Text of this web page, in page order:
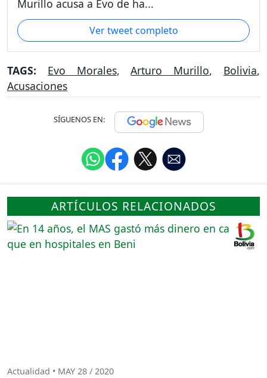
Murillo acusa a Evo de ha...
Ver tweet completo
TAGS: Evo Morales,Arturo Murillo, Bolivia,
Acusaciones
SÍGUENOS EN:
ARTÍCULOS RELACIONADOS
Actualidad • MAY 28 / 2020